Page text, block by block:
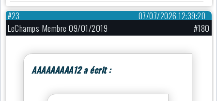
07/07/2026 12:39:20
#23
LeChamps Membre 09/01/2019 #180
AAAAAAAAA12 a écrit :